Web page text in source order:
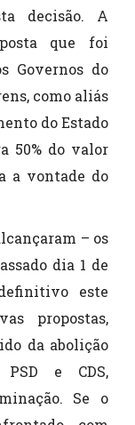
decisão. A
que foi
Governos do
como aliás
do Estado
50% do valor
a vontade do
– os
dia 1 de
este
propostas,
da abolição
e CDS,
Se o